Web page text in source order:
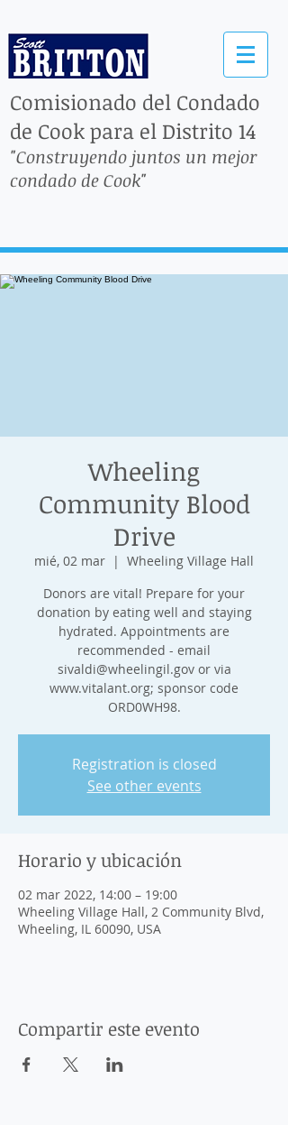
Comisionado del Condado
de Cook para el Distrito 14
"Construyendo juntos un mejor
condado de Cook"
Wheeling
Community Blood
Drive
mié, 02 mar
  |
Wheeling Village Hall
Donors are vital! Prepare for your
donation by eating well and staying
hydrated. Appointments are
recommended - email
sivaldi@wheelingil.gov or via
www.vitalant.org; sponsor code
ORD0WH98.
Registration is closed
See other events
Horario y ubicación
02 mar 2022, 14:00 – 19:00
Wheeling Village Hall, 2 Community Blvd,
Wheeling, IL 60090, USA
Compartir este evento